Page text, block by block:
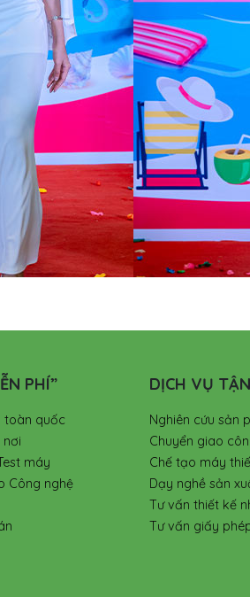
PHÍ”
toàn quốc
nơi
máy
Công nghệ
DỊCH VỤ
Nghiên cứu sản
Chuyển giao
Chế tạo máy
Dạy nghề sản
Tư vấn thiết kế
Tư vấn giấy